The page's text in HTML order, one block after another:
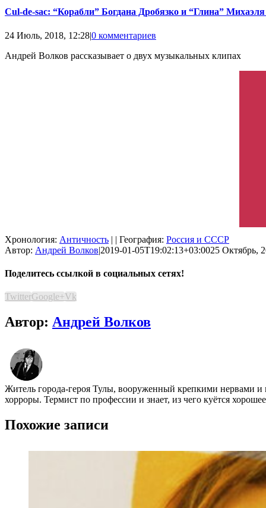
Cul-de-sac: “Корабли” Богдана Дробязко и “Глина”
24 Июль, 2018, 12:28|0 комментариев
Андрей Волков рассказывает о двух музыкальных клипах
Хронология: Античность | | География: Россия и СССР
Автор: Андрей Волков|2019-01-05T19:02:13+03:0025 Октябрь,
Поделитесь ссылкой в социальных сетях!
TwitterGoogle+Vk
Автор: Андрей Волков
Житель города-героя Тулы, вооруженный крепкими нервами и
хорроры. Термист по профессии и знает, из чего куётся
Похожие записи